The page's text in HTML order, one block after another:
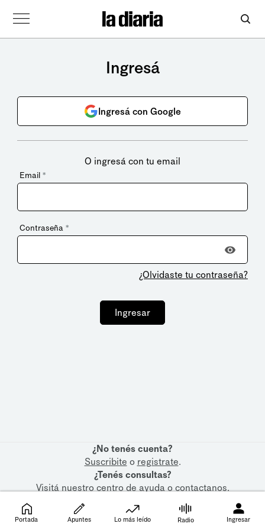
Ingresá
Ingresá con Google
O ingresá con tu email
Email *
Contraseña *
¿Olvidaste tu contraseña?
Ingresar
¿No tenés cuenta?
Suscribite o registrate.
¿Tenés consultas?
Visitá nuestrocentro de ayudaocontactanos.
Portada Apuntes Lo más leído Radio Ingresar